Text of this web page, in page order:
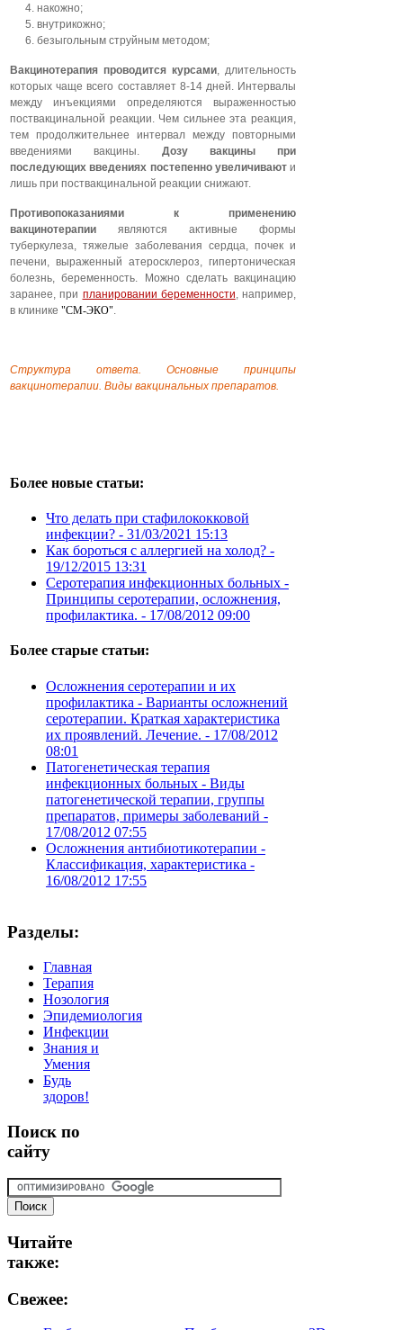
накожно;
внутрикожно;
безыгольным струйным методом;
Вакцинотерапия проводится курсами, длительность
которых чаще всего составляет 8-14 дней. Интервалы
между инъекциями определяются выраженностью
поствакцинальной реакции. Чем сильнее эта реакция,
тем продолжительнее интервал между повторными
введениями вакцины. Дозу вакцины при
последующих введениях постепенно увеличиваюти
лишь при поствакцинальной реакции снижают.
Противопоказаниями к применению
вакцинотерапии являются активные формы
туберкулеза, тяжелые заболевания сердца, почек и
печени, выраженный атеросклероз, гипертоническая
болезнь, беременность. Можно сделать вакцинацию
заранее, при планировании беременности, например,
в клинике "СМ-ЭКО".
Структура ответа. Основные принципы
вакцинотерапии. Виды вакцинальных препаратов.
Более новые статьи:
Что делать при стафилококковой
инфекции? - 31/03/2021 15:13
Как бороться с аллергией на холод? -
19/12/2015 13:31
Серотерапия инфекционных больных -
Принципы серотерапии, осложнения,
профилактика. - 17/08/2012 09:00
Более старые статьи:
Осложнения серотерапии и их
профилактика - Варианты осложнений
серотерапии. Краткая характеристика
их проявлений. Лечение. - 17/08/2012
08:01
Патогенетическая терапия
инфекционных больных - Виды
патогенетической терапии, группы
препаратов, примеры заболеваний -
17/08/2012 07:55
Осложнения антибиотикотерапии -
Классификация, характеристика -
16/08/2012 17:55
Разделы:
Главная
Терапия
Нозология
Эпидемиология
Инфекции
Знания и
Умения
Будь
здоров!
Поиск по
сайту
Читайте
также:
Свежее: